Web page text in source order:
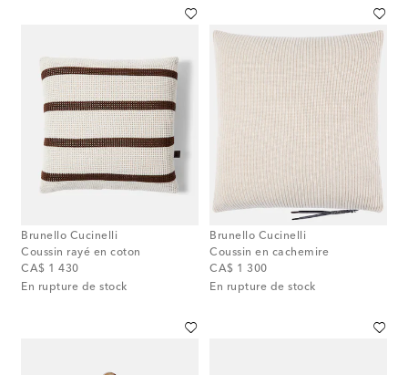
Brunello Cucinelli
Coussin rayé en coton
CA$ 1 430
original price
En rupture de stock
Brunello Cucinelli
Coussin en cachemire
CA$ 1 300
original price
En rupture de stock